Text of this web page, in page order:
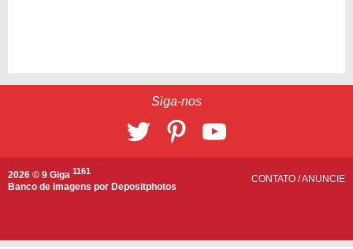
Siga-nos
2026 © 9 Giga 1161
Banco de imagens por Depositphotos
CONTATO /ANUNCIE